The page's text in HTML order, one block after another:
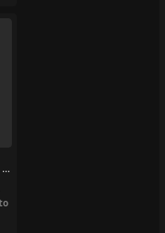
Bisous À Mes Fils – Kosei, Green Montana, Leto